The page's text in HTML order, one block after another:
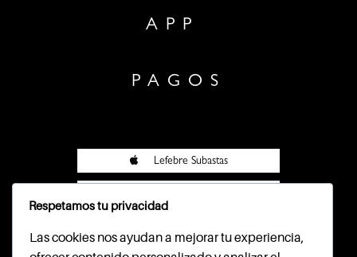
APP
PAGOS
Lefebre Subastas
Respetamos tu privacidad
Las cookies nos ayudan a mejorar tu experiencia,